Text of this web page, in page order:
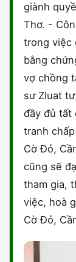
giành
Thơ. -
trong việc
bằng
vợ chồng
sư Zluat
đầy đủ tất
tranh
Cờ Đỏ,
cũng sẽ
tham gia,
việc, hoà
Cờ Đỏ,